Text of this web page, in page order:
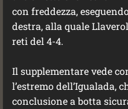
con freddezza,
destra, alla quale
reti del 4-4.
Il supplementare vede
l’estremo dell’Igualada,
conclusione a botta